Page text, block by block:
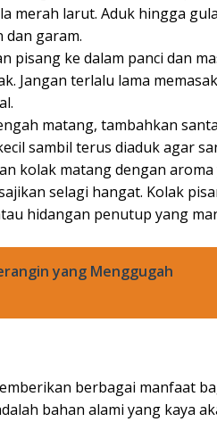
merah larut. Aduk hingga
dan garam.
pisang ke dalam panci dan
Jangan terlalu lama
matang, tambahkan
sambil terus diaduk agar
kolak matang dengan
selagi hangat. Kolak
hidangan penutup yang
yang Menggugah
berbagai manfaat
bahan alami yang kaya